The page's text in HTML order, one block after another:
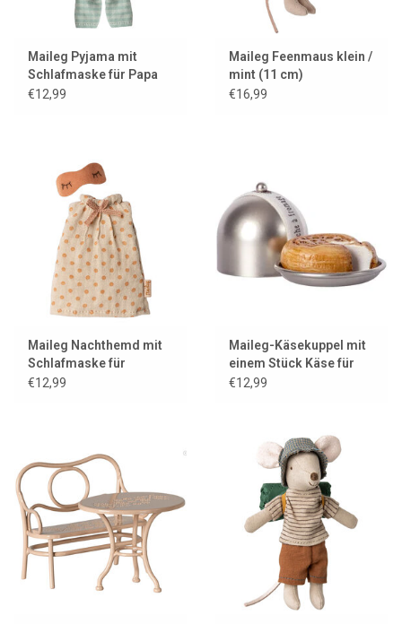
Maileg Pyjama mit
Schlafmaske für Papa
Maus
€12,99
Maileg Feenmaus klein /
mint (11 cm)
€16,99
Maileg Nachthemd mit
Schlafmaske für
Muttermaus
€12,99
Maileg-Käsekuppel mit
einem Stück Käse für
die kleinen Mäuse
€12,99